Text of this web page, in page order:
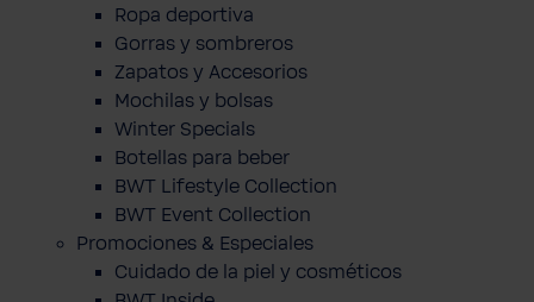
Ropa deportiva
Gorras y sombreros
Zapatos y Accesorios
Mochilas y bolsas
Winter Specials
Botellas para beber
BWT Lifestyle Collection
BWT Event Collection
Promociones & Especiales
Cuidado de la piel y cosméticos